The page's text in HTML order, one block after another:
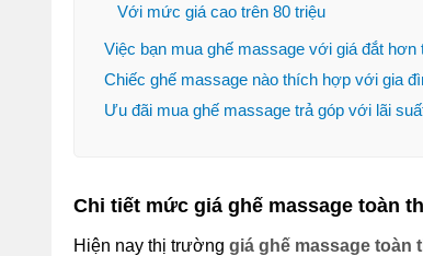
Với mức giá cao trên 80 triệu
Việc bạn mua ghế massage với giá đắt hơn
Chiếc ghế massage nào thích hợp với gia
Ưu đãi mua ghế massage trả góp với lãi
Chi tiết mức giá ghế massage toàn
Hiện nay thị trường giá ghế massage toàn